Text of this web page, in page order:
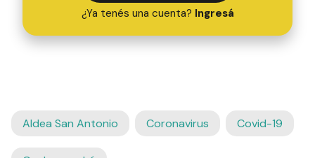
Suscribite
¿Ya tenés una cuenta?Ingresá
Aldea San Antonio